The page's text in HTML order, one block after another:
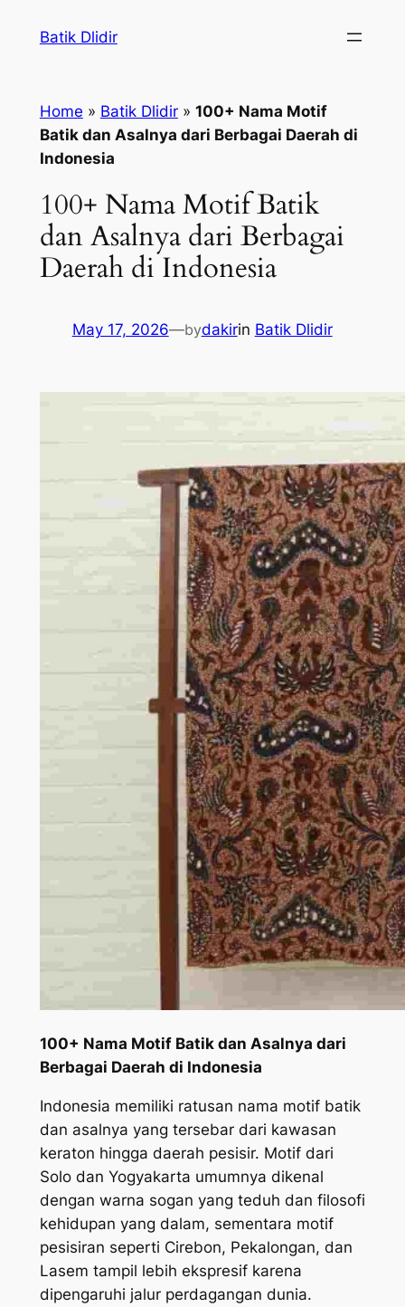
Batik Dlidir
Home » Batik Dlidir» 100+ Nama Motif
Batik dan Asalnya dari Berbagai Daerah di
Indonesia
100+ Nama Motif Batik
dan Asalnya dari Berbagai
Daerah di Indonesia
May 17, 2026—bydakirin Batik Dlidir
100+ Nama Motif Batik dan Asalnya dari
Berbagai Daerah di Indonesia
Indonesia memiliki ratusan nama motif batik
dan asalnya yang tersebar dari kawasan
keraton hingga daerah pesisir. Motif dari
Solo dan Yogyakarta umumnya dikenal
dengan warna sogan yang teduh dan filosofi
kehidupan yang dalam, sementara motif
pesisiran seperti Cirebon, Pekalongan, dan
Lasem tampil lebih ekspresif karena
dipengaruhi jalur perdagangan dunia.